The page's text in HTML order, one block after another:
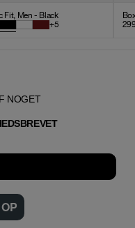
Fit, Men - Black
+5
NOGET
T